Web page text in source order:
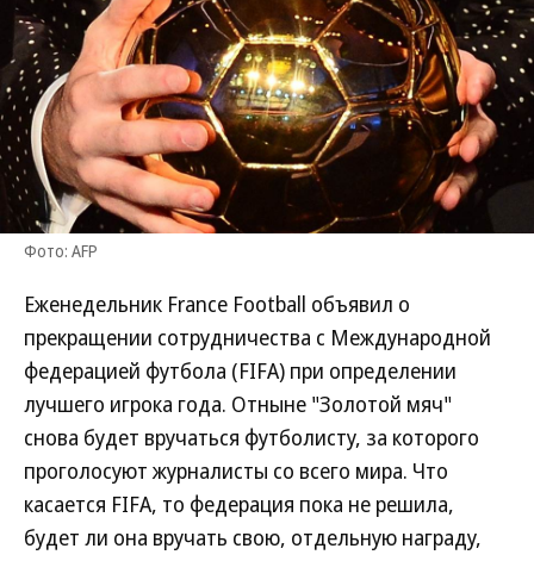
Фото: AFP
Еженедельник France Football объявил о
прекращении сотрудничества с Международной
федерацией футбола (FIFA) при определении
лучшего игрока года. Отныне "Золотой мяч"
снова будет вручаться футболисту, за которого
проголосуют журналисты со всего мира. Что
касается FIFA, то федерация пока не решила,
будет ли она вручать свою, отдельную награду,